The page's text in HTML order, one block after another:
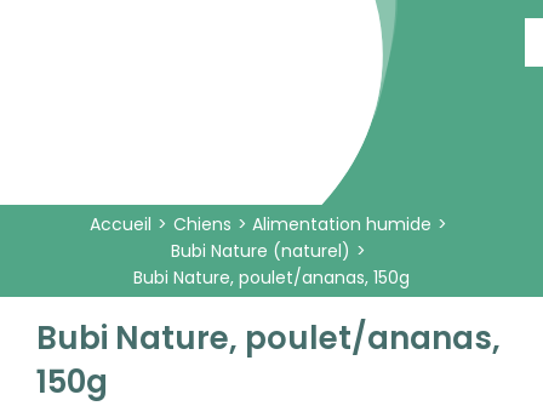
Accueil Chiens
Alimentation humide
Bubi Nature (naturel)
Bubi Nature, poulet/ananas, 150g
Bubi Nature, poulet/ananas,
150g